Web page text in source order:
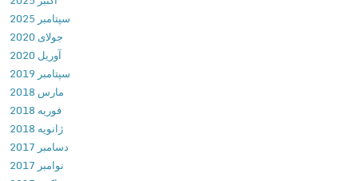
y
1
-
C
l
i
c
k
v
سپتامبر 2025
جولای 2020
آوریل 2020
سپتامبر 2019
مارس 2018
فوریه 2018
ژانویه 2018
دسامبر 2017
نوامبر 2017